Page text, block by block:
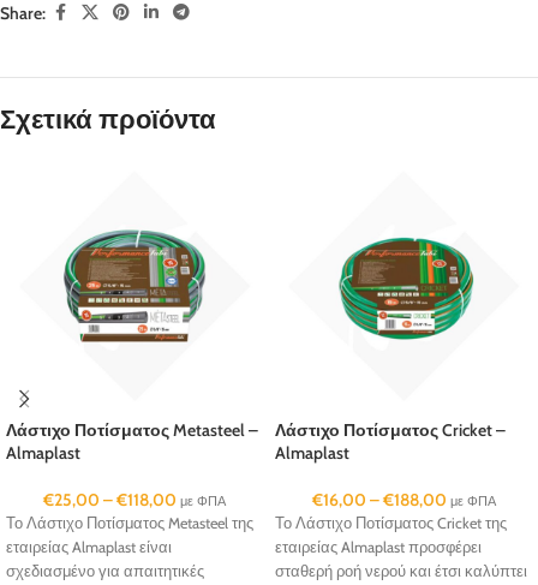
Share:
Σχετικά προϊόντα
Λάστιχο Ποτίσματος Metasteel –
Almaplast
€25,00 –€118,00 με ΦΠΑ
Το Λάστιχο Ποτίσματος Metasteel της
εταιρείας Almaplast είναι
σχεδιασμένο για απαιτητικές
Λάστιχο Ποτίσματος Cricket –
Almaplast
€16,00 –€188,00 με ΦΠΑ
Το Λάστιχο Ποτίσματος Cricket της
εταιρείας Almaplast προσφέρει
σταθερή ροή νερού και έτσι καλύπτει